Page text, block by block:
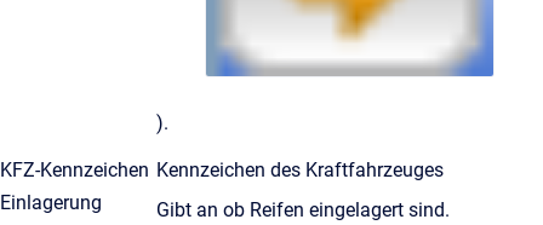
).
KFZ-Kennzeichen Kennzeichen des Kraftfahrzeuges
Einlagerung
Gibt an ob Reifen eingelagert sind.